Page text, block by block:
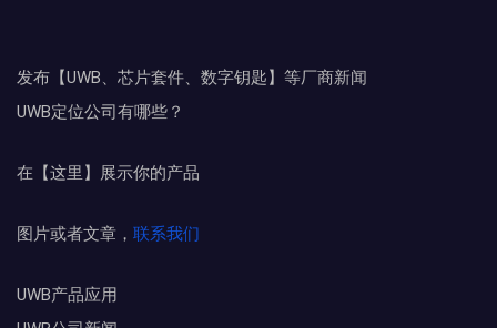
发布【UWB、芯片套件、数字钥匙】等厂商新闻
UWB定位公司有哪些？
在【这里】展示你的产品
图片或者文章， 联系我们
UWB产品应用